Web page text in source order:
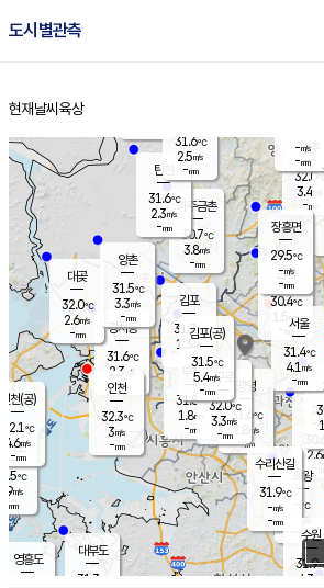
도시별관측
홈
현재날씨 육상
의도
℃
m/s
mm
영흥도
양주
32.0
3.4
-mm
2.6
- mm
대부도
31.3
경서동
31.6℃
2.3 m/s
-mm
파주금촌
30.7℃
3.8m/s
-mm
대곶
32.0℃
2.6m/s
-mm
탄현
31.6℃
2.3m/s
-mm
의왕
- ℃
m/s
mm
김포
31.7℃
1.3 m/s
mm
광명
31.6 ℃
2.8 m/s
-mm
부천
31.8℃
1.8m/s
-mm
양촌
31.5℃
3.3m/s
-mm
구로
32.0℃
3.3m/s
-mm
은평
30.4℃
1.5 m/s
- mm
수리산길
31.9℃
-m/s
-mm
장흥면
29.5℃
-m/s
-mm
-m/s
-mm
인천(공)
32.1℃
4.6m/s
-mm
김포(공)
31.5℃
5.4m/s
-mm
수원
31.9
4.3 m/s
인천
32.3℃
3m/s
-mm
서울
31.4℃
4.1 m/s
-mm
31.6℃
2.5m/s
-mm